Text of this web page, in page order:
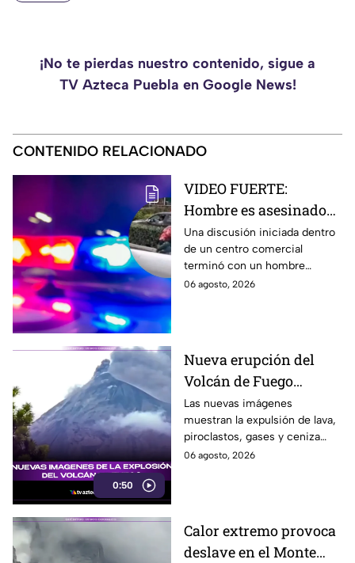
¡No te pierdas nuestro contenido, sigue a
TV Azteca Puebla en Google News!
CONTENIDO RELACIONADO
VIDEO FUERTE:
Hombre es asesinado
tras una fuerte
discusión en centro
comercial de EdoMéx
Una discusión iniciada dentro
de un centro comercial
terminó con un hombre
asesinado a puñaladas. El
06 agosto, 2026
0:50
Nueva erupción del
Volcán de Fuego
mantiene en alerta a
Guatemala
Las nuevas imágenes
muestran la expulsión de lava,
piroclastos, gases y ceniza
mientras el coloso permanece
06 agosto, 2026
Calor extremo provoca
deslave en el Monte